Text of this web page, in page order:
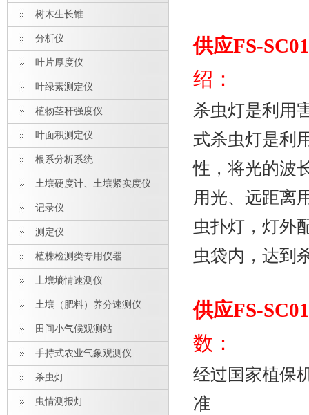
树木生长锥
分析仪
叶片厚度仪
叶绿素测定仪
植物茎秆强度仪
叶面积测定仪
根系分析系统
土壤硬度计、土壤紧实度仪
记录仪
测定仪
植株检测类专用仪器
土壤墒情速测仪
土壤（肥料）养分速测仪
田间小气候观测站
手持式农业气象观测仪
杀虫灯
虫情测报灯
供应FS-
绍：
杀虫灯是利用
式杀虫灯是利
性，将光的波
用光、远距离
虫扑灯，灯外
虫袋内，达到
供应FS-
数：
经过国家植保
准